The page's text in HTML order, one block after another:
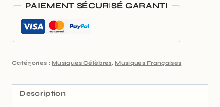
PAIEMENT SÉCURISÉ GARANTI
Catégories : Musiques Célèbres, Musiques Françaises
Description